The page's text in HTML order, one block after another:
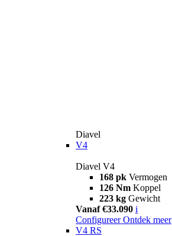
Diavel
V4
Diavel V4
168 pk Vermogen
126 Nm Koppel
223 kg Gewicht
Vanaf €33.090 i
Configureer Ontdek meer
V4 RS